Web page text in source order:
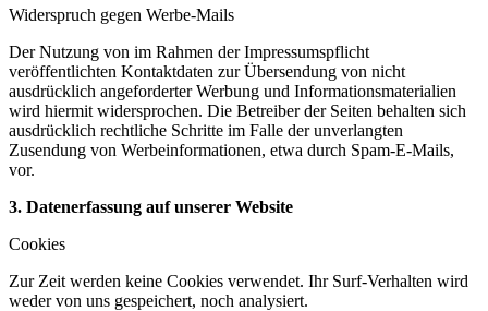
Widerspruch gegen Werbe-Mails
Der Nutzung von im Rahmen der Impressumspflicht
veröffentlichten Kontaktdaten zur Übersendung von nicht
ausdrücklich angeforderter Werbung und Informationsmaterialien
wird hiermit widersprochen. Die Betreiber der Seiten behalten sich
ausdrücklich rechtliche Schritte im Falle der unverlangten
Zusendung von Werbeinformationen, etwa durch Spam-E-Mails,
vor.
3. Datenerfassung auf unserer Website
Cookies
Zur Zeit werden keine Cookies verwendet. Ihr Surf-Verhalten wird
weder von uns gespeichert, noch analysiert.